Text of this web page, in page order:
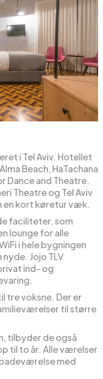
i Tel Aviv. Hotellet
Beach, HaTachana
Dance and Theatre.
Theatre og Tel Aviv
en kort køretur væk.
faciliteter, som
lounge for alle
i hele bygningen
nyde. Jojo TLV
ind- og
tre voksne. Der er
til større
tilbyder de også
til to år. Alle værelser
med